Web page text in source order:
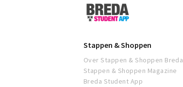
Breda
Student
App
Stappen & Shoppen
Over Stappen & Shoppen Breda
Stappen & Shoppen Magazine
Breda Student App